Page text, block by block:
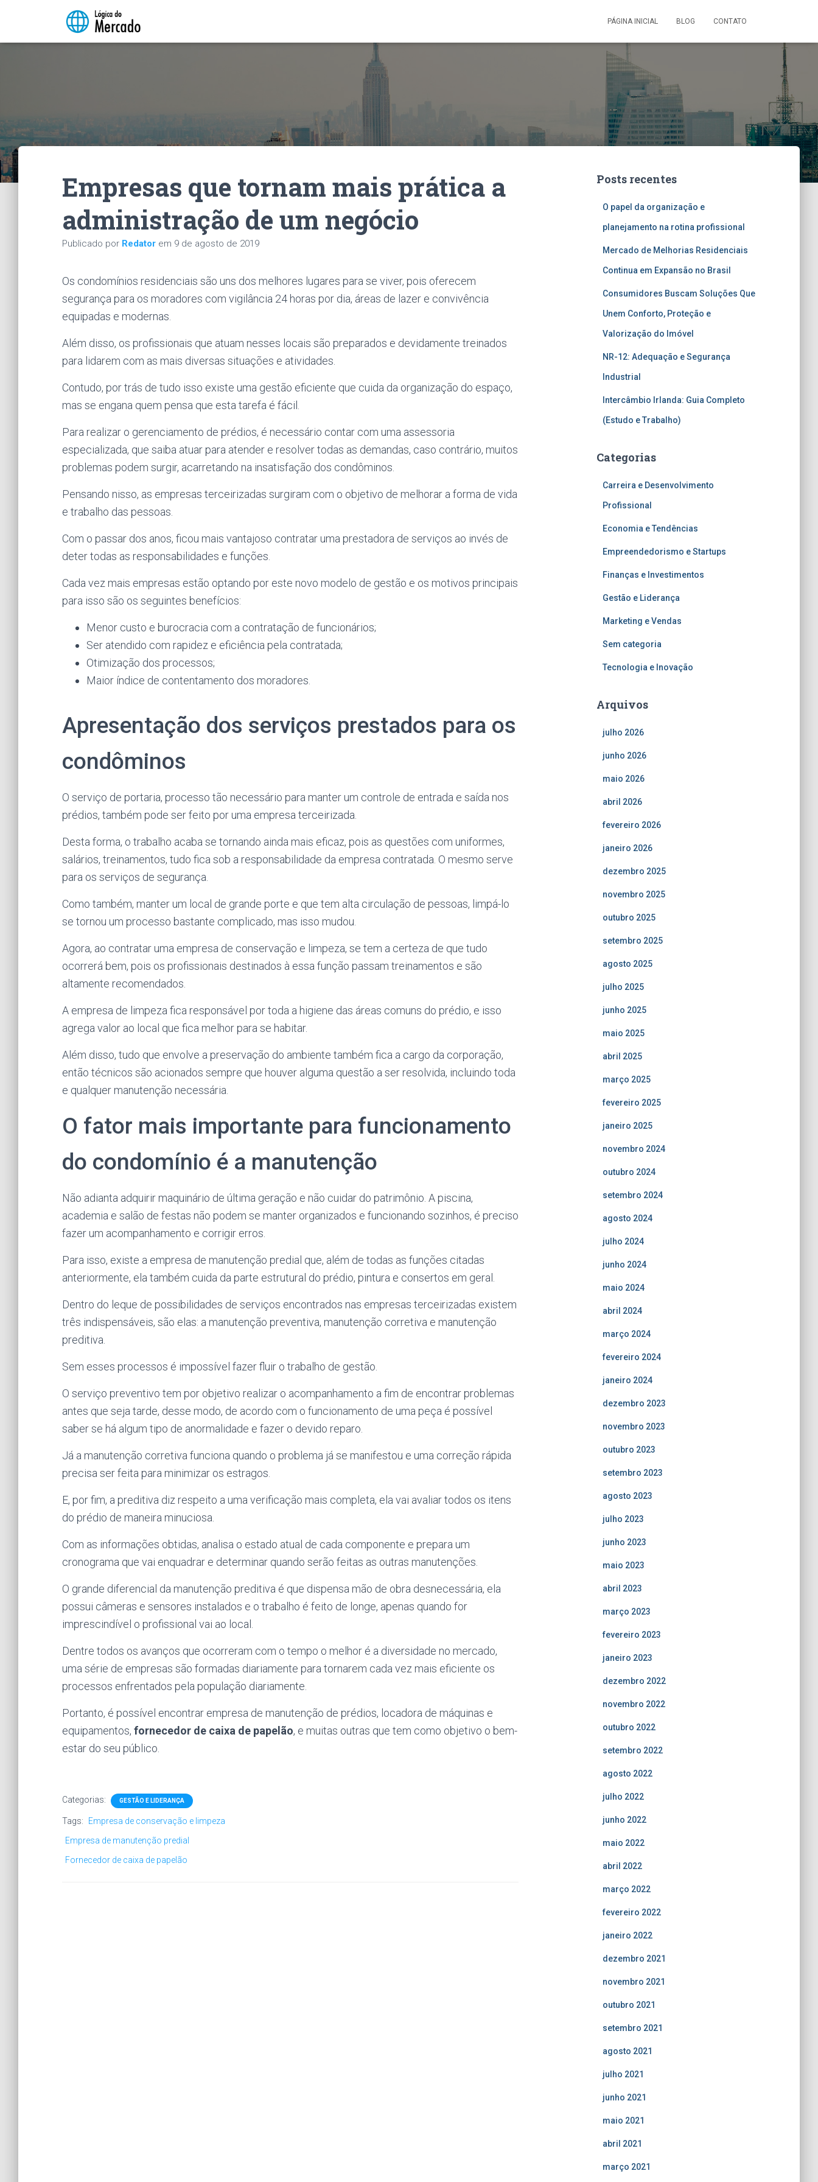
PÁGINA INICIAL BLOG CONTATO
Empresas que tornam mais prática a
administração de um negócio
Publicado por Redator em 9 de agosto de 2019
Os condomínios residenciais são uns dos melhores lugares para se viver, pois oferecem
segurança para os moradores com vigilância 24 horas por dia, áreas de lazer e convivência
equipadas e modernas.
Além disso, os profissionais que atuam nesses locais são preparados e devidamente treinados
para lidarem com as mais diversas situações e atividades.
Contudo, por trás de tudo isso existe uma gestão eficiente que cuida da organização do espaço,
mas se engana quem pensa que esta tarefa é fácil.
Para realizar o gerenciamento de prédios, é necessário contar com uma assessoria
especializada, que saiba atuar para atender e resolver todas as demandas, caso contrário, muitos
problemas podem surgir, acarretando na insatisfação dos condôminos.
Pensando nisso, as empresas terceirizadas surgiram com o objetivo de melhorar a forma de vida
e trabalho das pessoas.
Com o passar dos anos, ficou mais vantajoso contratar uma prestadora de serviços ao invés de
deter todas as responsabilidades e funções.
Cada vez mais empresas estão optando por este novo modelo de gestão e os motivos principais
para isso são os seguintes benefícios:
Menor custo e burocracia com a contratação de funcionários;
Ser atendido com rapidez e eficiência pela contratada;
Otimização dos processos;
Maior índice de contentamento dos moradores.
Apresentação dos serviços prestados para os
condôminos
O serviço de portaria, processo tão necessário para manter um controle de entrada e saída nos
prédios, também pode ser feito por uma empresa terceirizada.
Desta forma, o trabalho acaba se tornando ainda mais eficaz, pois as questões com uniformes,
salários, treinamentos, tudo fica sob a responsabilidade da empresa contratada. O mesmo serve
para os serviços de segurança.
Como também, manter um local de grande porte e que tem alta circulação de pessoas, limpá-lo
se tornou um processo bastante complicado, mas isso mudou.
Agora, ao contratar uma empresa de conservação e limpeza, se tem a certeza de que tudo
ocorrerá bem, pois os profissionais destinados à essa função passam treinamentos e são
altamente recomendados.
A empresa de limpeza fica responsável por toda a higiene das áreas comuns do prédio, e isso
agrega valor ao local que fica melhor para se habitar.
Além disso, tudo que envolve a preservação do ambiente também fica a cargo da corporação,
então técnicos são acionados sempre que houver alguma questão a ser resolvida, incluindo toda
e qualquer manutenção necessária.
O fator mais importante para funcionamento
do condomínio é a manutenção
Não adianta adquirir maquinário de última geração e não cuidar do patrimônio. A piscina,
academia e salão de festas não podem se manter organizados e funcionando sozinhos, é preciso
fazer um acompanhamento e corrigir erros.
Para isso, existe a empresa de manutenção predial que, além de todas as funções citadas
anteriormente, ela também cuida da parte estrutural do prédio, pintura e consertos em geral.
Dentro do leque de possibilidades de serviços encontrados nas empresas terceirizadas existem
três indispensáveis, são elas: a manutenção preventiva, manutenção corretiva e manutenção
preditiva.
Sem esses processos é impossível fazer fluir o trabalho de gestão.
O serviço preventivo tem por objetivo realizar o acompanhamento a fim de encontrar problemas
antes que seja tarde, desse modo, de acordo com o funcionamento de uma peça é possível
saber se há algum tipo de anormalidade e fazer o devido reparo.
Já a manutenção corretiva funciona quando o problema já se manifestou e uma correção rápida
precisa ser feita para minimizar os estragos.
E, por fim, a preditiva diz respeito a uma verificação mais completa, ela vai avaliar todos os itens
do prédio de maneira minuciosa.
Com as informações obtidas, analisa o estado atual de cada componente e prepara um
cronograma que vai enquadrar e determinar quando serão feitas as outras manutenções.
O grande diferencial da manutenção preditiva é que dispensa mão de obra desnecessária, ela
possui câmeras e sensores instalados e o trabalho é feito de longe, apenas quando for
imprescindível o profissional vai ao local.
Dentre todos os avanços que ocorreram com o tempo o melhor é a diversidade no mercado,
uma série de empresas são formadas diariamente para tornarem cada vez mais eficiente os
processos enfrentados pela população diariamente.
Portanto, é possível encontrar empresa de manutenção de prédios, locadora de máquinas e
equipamentos, fornecedor de caixa de papelão, e muitas outras que tem como objetivo o bem-
estar do seu público.
Categorias: GESTÃO E LIDERANÇA
Tags:
Empresa de conservação e limpeza
Empresa de manutenção predial
Fornecedor de caixa de papelão
Posts recentes
O papel da organização e
planejamento na rotina profissional
Mercado de Melhorias Residenciais
Continua em Expansão no Brasil
Consumidores Buscam Soluções Que
Unem Conforto, Proteção e
Valorização do Imóvel
NR-12: Adequação e Segurança
Industrial
Intercâmbio Irlanda: Guia Completo
(Estudo e Trabalho)
Categorias
Carreira e Desenvolvimento
Profissional
Economia e Tendências
Empreendedorismo e Startups
Finanças e Investimentos
Gestão e Liderança
Marketing e Vendas
Sem categoria
Tecnologia e Inovação
Arquivos
julho 2026
junho 2026
maio 2026
abril 2026
fevereiro 2026
janeiro 2026
dezembro 2025
novembro 2025
outubro 2025
setembro 2025
agosto 2025
julho 2025
junho 2025
maio 2025
abril 2025
março 2025
fevereiro 2025
janeiro 2025
novembro 2024
outubro 2024
setembro 2024
agosto 2024
julho 2024
junho 2024
maio 2024
abril 2024
março 2024
fevereiro 2024
janeiro 2024
dezembro 2023
novembro 2023
outubro 2023
setembro 2023
agosto 2023
julho 2023
junho 2023
maio 2023
abril 2023
março 2023
fevereiro 2023
janeiro 2023
dezembro 2022
novembro 2022
outubro 2022
setembro 2022
agosto 2022
julho 2022
junho 2022
maio 2022
abril 2022
março 2022
fevereiro 2022
janeiro 2022
dezembro 2021
novembro 2021
outubro 2021
setembro 2021
agosto 2021
julho 2021
junho 2021
maio 2021
abril 2021
março 2021